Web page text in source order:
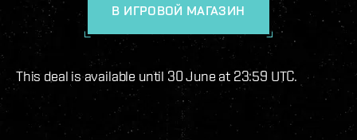
В ИГРОВОЙ МАГАЗИН
This deal is available until 30 June at 23:59 UTC.